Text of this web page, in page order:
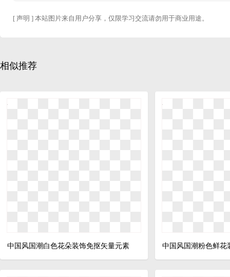
[ 声明 ] 本站图片来自用户分享，仅限学习交流请勿用于商业用途。
相似推荐
中国风国潮白色花朵装饰免抠矢量元素 中国风国潮粉色鲜花